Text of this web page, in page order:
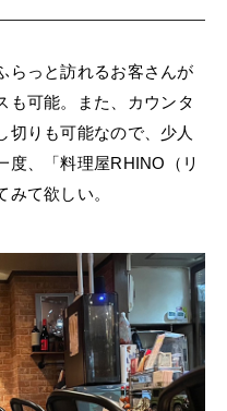
らっと訪れるお客さんが
も可能。また、カウンタ
切りも可能なので、少人
度、「料理屋RHINO（リ
て欲しい。